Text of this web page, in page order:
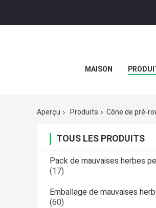
MAISON
Aperçu Produits Cône de pré-
TOUS LES PRODUITS
Pack de mauvaises herbes
(17)
Emballage de mauvaises
(60)